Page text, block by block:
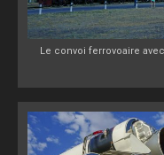
Le convoi ferrovoaire